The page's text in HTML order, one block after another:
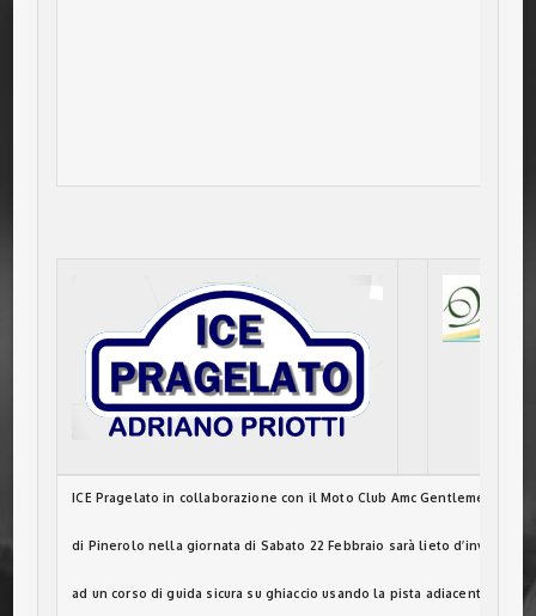
ICE Pragelato in collaborazione con il Moto Club Amc Gentlemens
di Pinerolo nella giornata di Sabato 22 Febbraio sarà lieto d’invitarvi
ad un corso di guida sicura su ghiaccio usando la pista adiacente